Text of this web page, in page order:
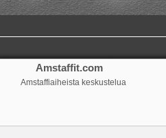
Amstaffit.com
Amstaffiaiheista keskustelua